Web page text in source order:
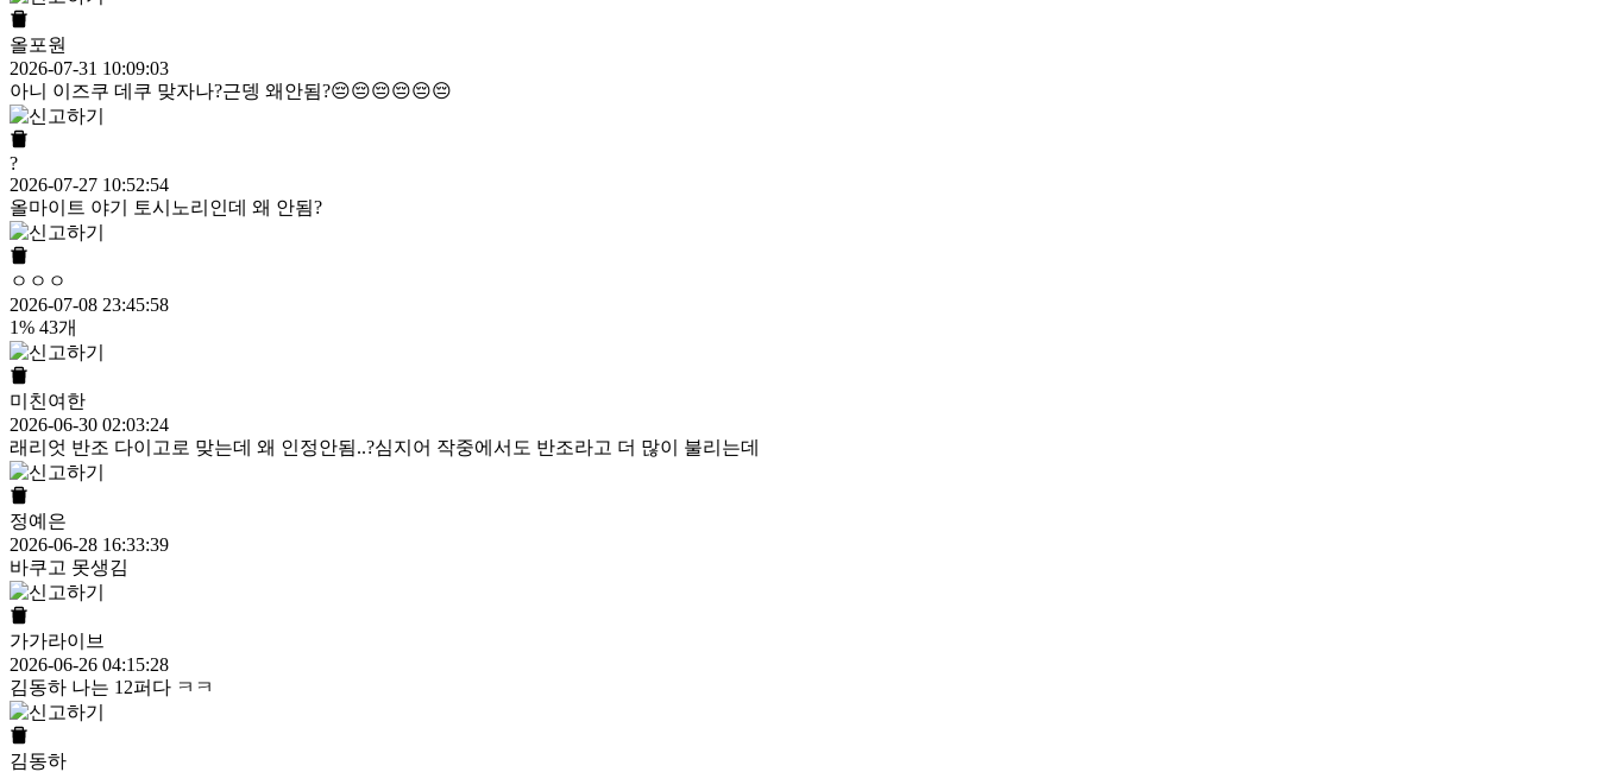
올포원
2026-07-31 10:09:03
아니 이즈쿠 데쿠 맞자나?근뎅 왜안됨?😔😔😔😔😔😔
?
2026-07-27 10:52:54
올마이트 야기 토시노리인데 왜 안됨?
ㅇㅇㅇ
2026-07-08 23:45:58
1% 43개
미친여한
2026-06-30 02:03:24
래리엇 반조 다이고로 맞는데 왜 인정안됨..?심지어 작중에서도 반조라고 더 많이 불리는데
정예은
2026-06-28 16:33:39
바쿠고 못생김
가가라이브
2026-06-26 04:15:28
김동하 나는 12퍼다 ㅋㅋ
김동하